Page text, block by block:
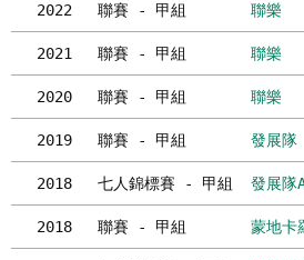
2022 聯賽 - 甲組 聯樂
2021 聯賽 - 甲組 聯樂
2020 聯賽 - 甲組 聯樂
2019 聯賽 - 甲組 發展隊
2018 七人錦標賽 - 甲組 發展隊
2018 聯賽 - 甲組 蒙地卡